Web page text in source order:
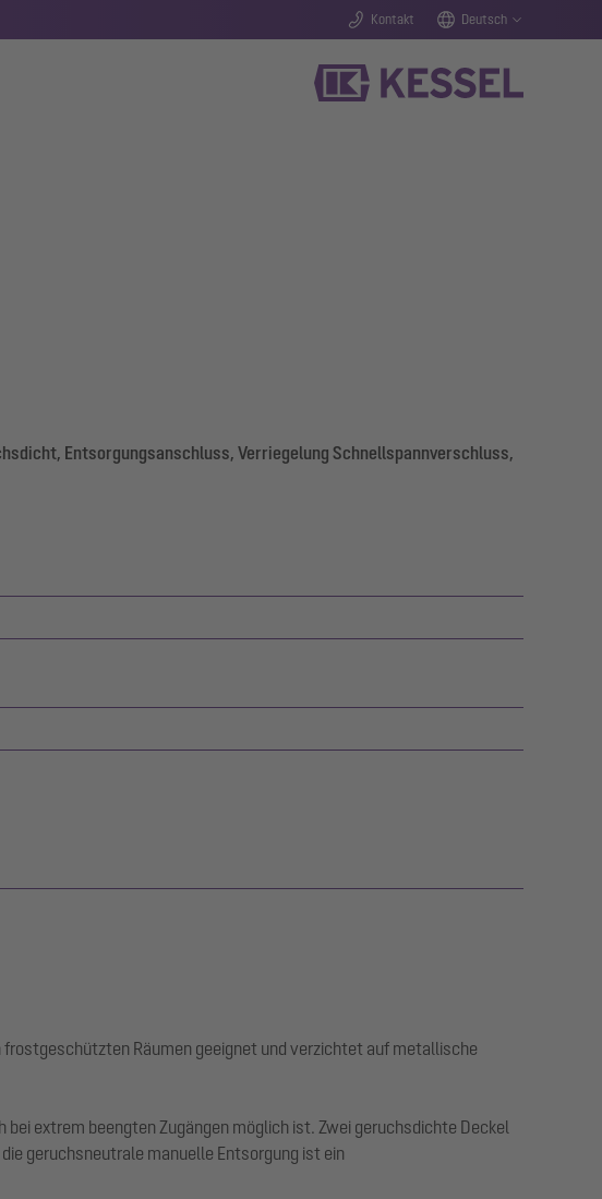
Kontakt Deutsch
Entsorgungsanschluss, Verriegelung Schnellspannverschluss,
Räumen geeignet und verzichtet auf metallische
extrem beengten Zugängen möglich ist. Zwei geruchsdichte Deckel
geruchsneutrale manuelle Entsorgung ist ein